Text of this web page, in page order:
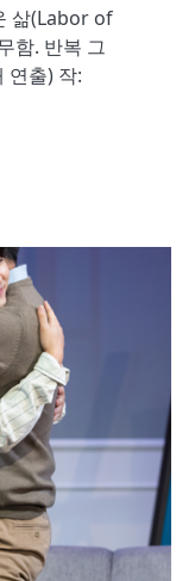
삶(Labor of
함. 반복 그
연출) 작: